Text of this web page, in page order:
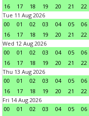
16
17 18 19 20 21 22
Tue 11 Aug 2026
00
01 02 03 04 05 06
16
17 18 19 20 21 22
Wed 12 Aug 2026
00
01 02 03 04 05 06
16
17 18 19 20 21 22
Thu 13 Aug 2026
00
01 02 03 04 05 06
16
17 18 19 20 21 22
Fri 14 Aug 2026
00
01 02 03 04 05 06